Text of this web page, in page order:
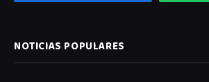
NOTICIAS POPULARES